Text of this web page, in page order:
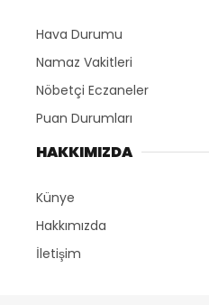
Hava Durumu
Namaz Vakitleri
Nöbetçi Eczaneler
Puan Durumları
HAKKIMIZDA
Künye
Hakkımızda
İletişim